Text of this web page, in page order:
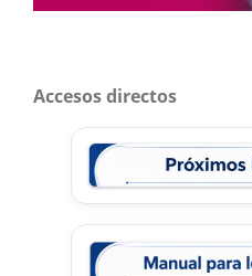
Accesos directos